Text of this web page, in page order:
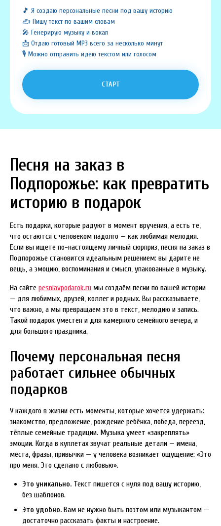
🎵 Я создаю персональные песни под вашу историю
✍️ Пишу текст по вашим словам
🎤 Генерирую музыку и вокал
📩 Отдаю готовый MP3 всего за несколько минут
🎙️ Можно отправить идею текстом или голосом
СТАРТ
Песня на заказ в
Подпорожье: как превратить
историю в подарок
Есть подарки, которые радуют в момент вручения, а есть те,
что остаются с человеком надолго — как любимая мелодия.
Если вы ищете по-настоящему личный сюрприз, песня на заказ в
Подпорожье становится идеальным решением: вы дарите не
вещь, а эмоцию, воспоминания и смысл, упакованные в музыку.
На сайте pesniavpodarok.ru мы создаём песни по вашей истории
— для любимых, друзей, коллег и родных. Вы рассказываете,
что важно, а мы превращаем это в текст, мелодию и запись.
Такой подарок уместен и для камерного семейного вечера, и
для большого праздника.
Почему персональная песня
работает сильнее обычных
подарков
У каждого в жизни есть моменты, которые хочется удержать:
знакомство, предложение, рождение ребёнка, победа, переезд,
тёплые семейные традиции. Музыка умеет «закреплять»
эмоции. Когда в куплетах звучат реальные детали — имена,
места, фразы, привычки — у человека возникает ощущение: «Это
про меня. Это сделано с любовью».
Это уникально. Текст пишется с нуля под вашу историю,
без шаблонов.
Это удобно. Вам не нужно быть поэтом или музыкантом —
достаточно рассказать факты и настроение.